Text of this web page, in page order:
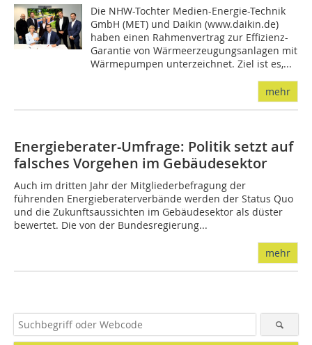
Die NHW-Tochter Medien-Energie-Technik
GmbH (MET) und Daikin (www.daikin.de)
haben einen Rahmenvertrag zur Effizienz-
Garantie von Wärmeerzeugungsanlagen mit
Wärmepumpen unterzeichnet. Ziel ist es,...
mehr
Energieberater-Umfrage: Politik setzt auf
falsches Vorgehen im Gebäudesektor
Auch im dritten Jahr der Mitgliederbefragung der
führenden Energieberaterverbände werden der Status Quo
und die Zukunftsaussichten im Gebäudesektor als düster
bewertet. Die von der Bundesregierung...
mehr